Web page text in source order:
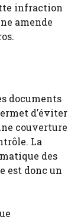
infraction
amende
documents
d’éviter
couverture
La
des
est donc un